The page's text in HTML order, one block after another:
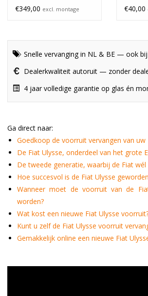
€349,00 excl. montage
€40,00
Snelle vervanging in NL & BE — ook
Dealerkwaliteit autoruit — zonder
4 jaar volledige garantie op glas én
Ga direct naar:
Goedkoop de voorruit vervangen van uw
De Fiat Ulysse, onderdeel van het grote
De tweede generatie, waarbij de Fiat
Hoe succesvol is de Fiat Ulysse
Wanneer moet de voorruit van de
worden?
Wat kost een nieuwe Fiat Ulysse
Kunt u zelf de Fiat Ulysse voorruit
Gemakkelijk online een nieuwe Fiat